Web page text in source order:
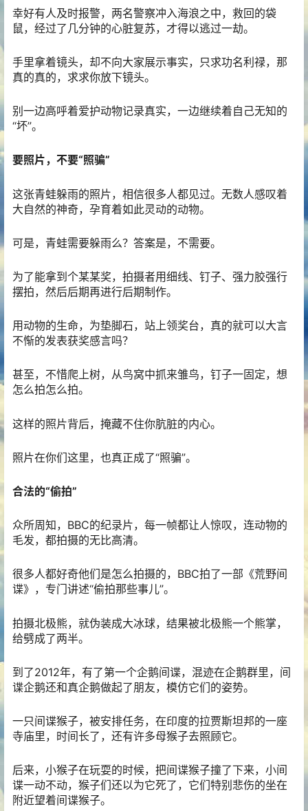
幸好有人及时报警，两名警察冲入海浪之中，救回的袋
鼠，经过了几分钟的心脏复苏，才得以逃过一劫。
手里拿着镜头，却不向大家展示事实，只求功名利禄，那
真的真的，求求你放下镜头。
别一边高呼着爱护动物记录真实，一边继续着自己无知的
“坏”。
要照片，不要“照骗”
这张青蛙躲雨的照片，相信很多人都见过。无数人感叹着
大自然的神奇，孕育着如此灵动的动物。
可是，青蛙需要躲雨么？答案是，不需要。
为了能拿到个某某奖，拍摄者用细线、钉子、强力胶强行
摆拍，然后后期再进行后期制作。
用动物的生命，为垫脚石，站上领奖台，真的就可以大言
不惭的发表获奖感言吗？
甚至，不惜爬上树，从鸟窝中抓来雏鸟，钉子一固定，想
怎么拍怎么拍。
这样的照片背后，掩藏不住你肮脏的内心。
照片在你们这里，也真正成了“照骗”。
合法的“偷拍”
众所周知，BBC的纪录片，每一帧都让人惊叹，连动物的
毛发，都拍摄的无比高清。
很多人都好奇他们是怎么拍摄的，BBC拍了一部《荒野间
谍》，专门讲述“偷拍那些事儿”。
拍摄北极熊，就伪装成大冰球，结果被北极熊一个熊掌，
给劈成了两半。
到了2012年，有了第一个企鹅间谍，混迹在企鹅群里，间
谍企鹅还和真企鹅做起了朋友，模仿它们的姿势。
一只间谍猴子，被安排任务，在印度的拉贾斯坦邦的一座
寺庙里，时间长了，还有许多母猴子去照顾它。
后来，小猴子在玩耍的时候，把间谍猴子撞了下来，小间
谍一动不动，猴子们还以为它死了，它们特别悲伤的坐在
附近望着间谍猴子。